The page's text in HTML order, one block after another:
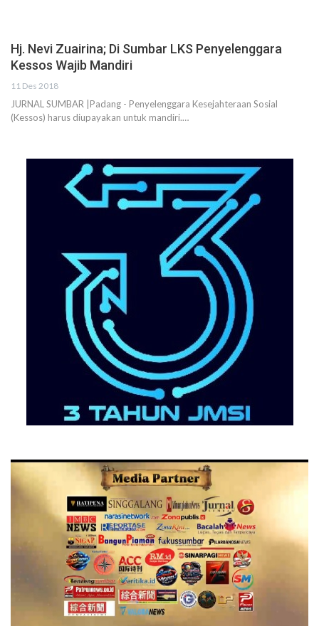
Hj. Nevi Zuairina; Di Sumbar LKS Penyelenggara
Kessos Wajib Mandiri
11 Des 2018
JURNAL SUMBAR |Padang - Penyelenggara Kesejahteraan Sosial
(Kessos) harus diupayakan untuk mandiri.…